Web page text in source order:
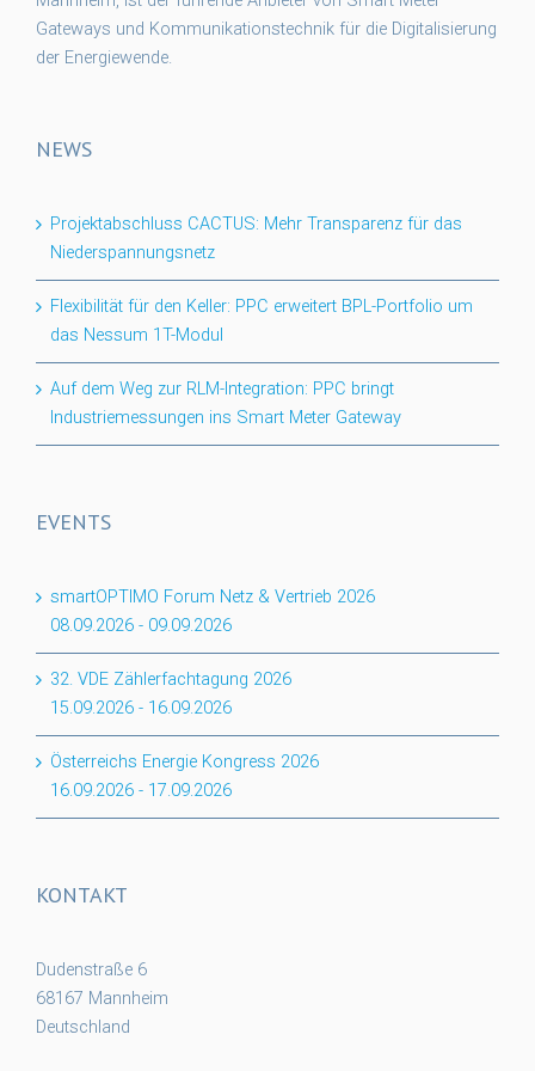
Gateways und Kommunikationstechnik für die Digitalisierung
der Energiewende.
NEWS
Projektabschluss CACTUS: Mehr Transparenz für das
Niederspannungsnetz
Flexibilität für den Keller: PPC erweitert BPL-Portfolio um
das Nessum 1T-Modul
Auf dem Weg zur RLM-Integration: PPC bringt
Industriemessungen ins Smart Meter Gateway
EVENTS
smartOPTIMO Forum Netz & Vertrieb 2026
08.09.2026 - 09.09.2026
32. VDE Zählerfachtagung 2026
15.09.2026 - 16.09.2026
Österreichs Energie Kongress 2026
16.09.2026 - 17.09.2026
KONTAKT
Dudenstraße 6
68167 Mannheim
Deutschland